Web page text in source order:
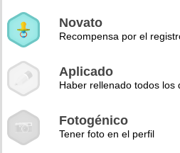
Novato
Recompensa por el
Aplicado
Haber rellenado todos los
Fotogénico
Tener foto en el perfil